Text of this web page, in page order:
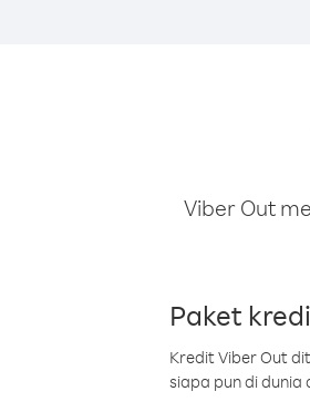
Viber Out
Paket
Kredit Viber Out
siapa pun di dunia